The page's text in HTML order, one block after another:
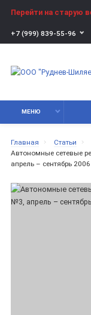
Перейти на старую
+7 (999) 839-55-96
МЕНЮ
Главная
Статьи
Автономные сетевые
апрель – сентябрь 2006